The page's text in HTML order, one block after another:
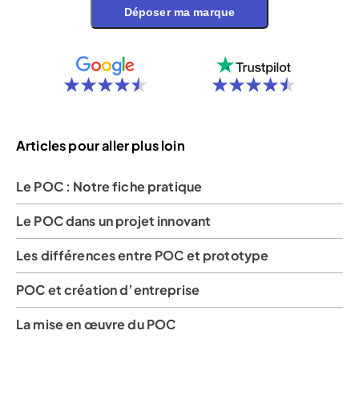
Déposer ma marque
Articles pour aller plus loin
Le POC : Notre fiche pratique
Le POC dans un projet innovant
Les différences entre POC et prototype
POC et création d’entreprise
La mise en œuvre du POC